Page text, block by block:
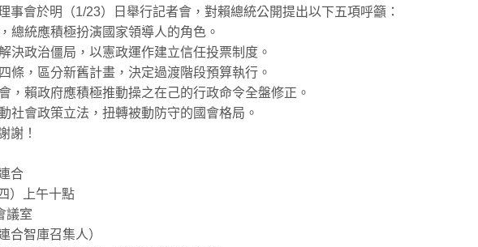
事會於明（1/23）日舉行記者會，對賴總統公開提出以下五項呼籲：
總統應積極扮演國家領導人的角色。
決政治僵局，以憲政運作建立信任投票制度。
條，區分新舊計畫，決定過渡階段預算執行。
，賴政府應積極推動操之在己的行政命令全盤修正。
社會政策立法，扭轉被動防守的國會格局。
謝！
合
）上午十點
議室
合智庫召集人）